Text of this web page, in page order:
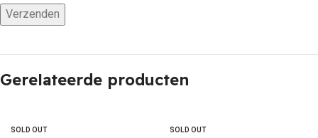
Gerelateerde producten
SOLD OUT SOLD OUT